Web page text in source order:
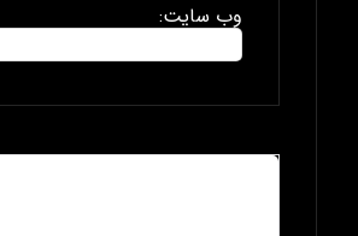
وب سایت: